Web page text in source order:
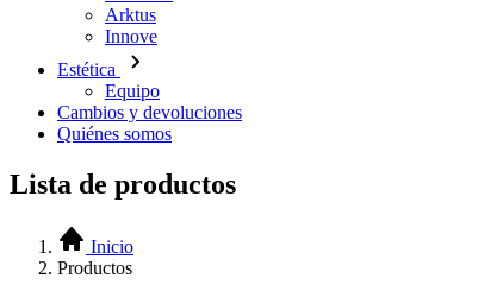
Arktus
Innove
Estética
Equipo
Cambios y devoluciones
Quiénes somos
Lista de productos
Inicio
Productos